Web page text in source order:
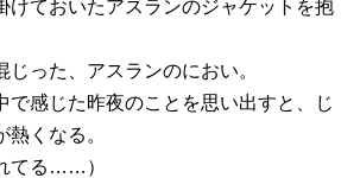
ておいたアスランのジャケットを抱
った、アスランのにおい。
感じた昨夜のことを思い出すと、じ
くなる。
てる……）